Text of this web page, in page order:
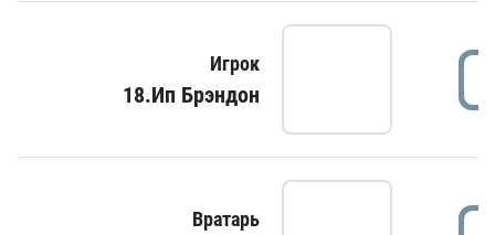
Игрок
18.Ип Брэндон
Вратарь